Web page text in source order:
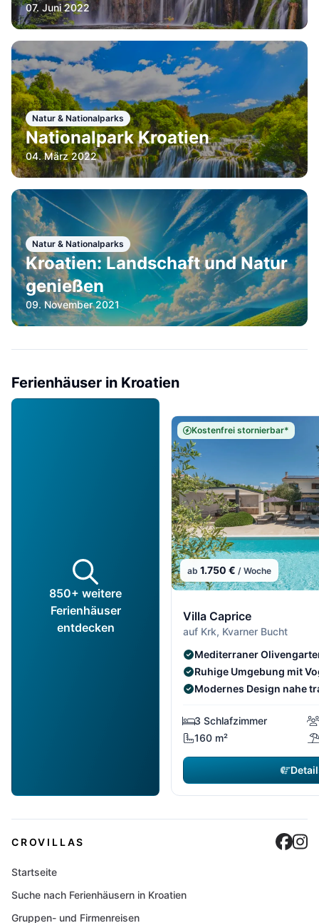
07. Juni 2022
Natur & Nationalparks
Nationalpark Kroatien
04. März 2022
Natur & Nationalparks
Kroatien: Landschaft und Natur
genießen
09. November 2021
Ferienhäuser in Kroatien
850+ weitere
Ferienhäuser
entdecken
Kostenfrei stornierbar*
ab 1.750 € / Woche
Villa Caprice
auf Krk, Kvarner Bucht
Mediterraner
Ruhige Umgebung mit
Modernes Design nahe
3 Schlafzimmer
160 m²
CROVILLAS
Startseite
Suche nach Ferienhäusern in Kroatien
Gruppen- und Firmenreisen